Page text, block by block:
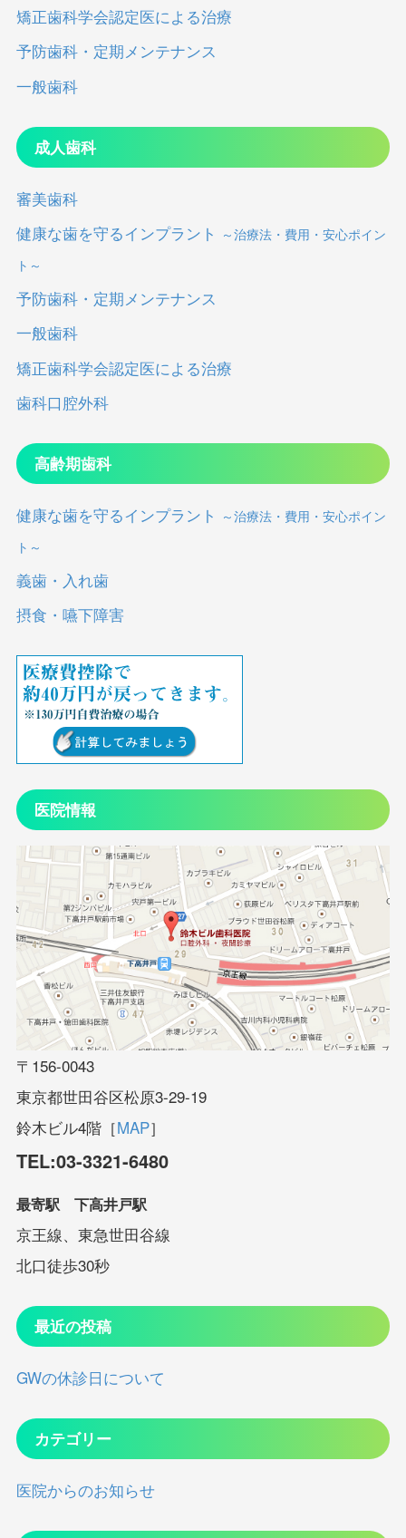
矯正歯科学会認定医による治療
予防歯科・定期メンテナンス
一般歯科
成人歯科
審美歯科
健康な歯を守るインプラント ～治療法・費用・安心ポイン
ト～
予防歯科・定期メンテナンス
一般歯科
矯正歯科学会認定医による治療
歯科口腔外科
高齢期歯科
健康な歯を守るインプラント ～治療法・費用・安心ポイン
ト～
義歯・入れ歯
摂食・嚥下障害
医院情報
〒156-0043
東京都世田谷区松原3-29-19
鈴木ビル4階［MAP］
TEL:03-3321-6480
最寄駅 下高井戸駅
京王線、東急世田谷線
北口徒歩30秒
最近の投稿
GWの休診日について
カテゴリー
医院からのお知らせ